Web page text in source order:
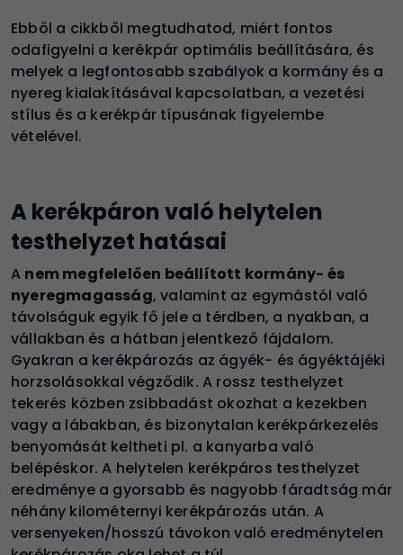
Ebből a cikkből megtudhatod, miért fontos
odafigyelni a kerékpár optimális beállítására, és
melyek a legfontosabb szabályok a kormány és a
nyereg kialakításával kapcsolatban, a vezetési
stílus és a kerékpár típusának figyelembe
vételével.
A kerékpáron való helytelen
testhelyzet hatásai
A nem megfelelően beállított kormány- és
nyeregmagasság, valamint az egymástól való
távolságuk egyik fő jele a térdben, a nyakban, a
vállakban és a hátban jelentkező fájdalom.
Gyakran a kerékpározás az ágyék- és ágyéktájéki
horzsolásokkal végződik. A rossz testhelyzet
tekerés közben zsibbadást okozhat a kezekben
vagy a lábakban, és bizonytalan kerékpárkezelés
benyomását keltheti pl. a kanyarba való
belépéskor. A helytelen kerékpáros testhelyzet
eredménye a gyorsabb és nagyobb fáradtság már
néhány kilométernyi kerékpározás után. A
versenyeken/hosszú távokon való eredménytelen